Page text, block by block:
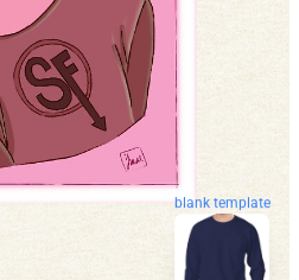
blank template